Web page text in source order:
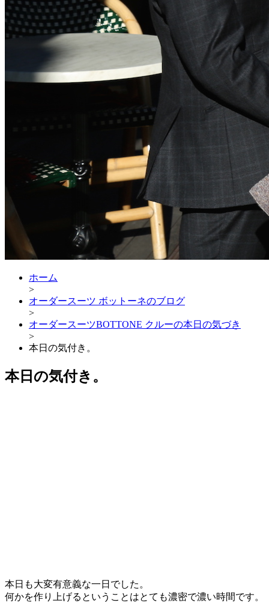
ホーム
>
オーダースーツ ボットーネのブログ
>
オーダースーツBOTTONE クルーの本日の気づき
>
本日の気付き。
本日の気付き。
本日も大変有意義な一日でした。
何かを作り上げるということはとても濃密で濃い時間です。